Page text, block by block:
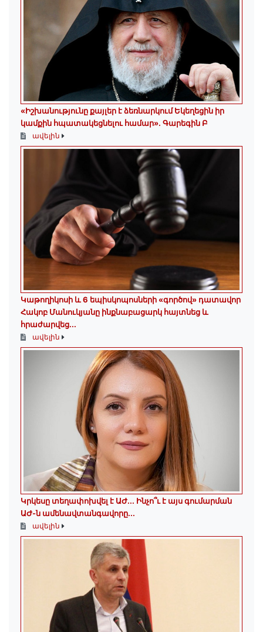
«Իշխանությունը քայլեր է ձեռնարկում Եկեղեցին իր
կամքին հպատակեցնելու համար»․ Գարեգին Բ
ավելին
️Կաթողիկոսի և 6 եպիսկոպոսների «գործով» դատավոր
Հակոբ Մանուկյանը ինքնաբացարկ հայտնեց և
հրաժարվեց...
ավելին
Կրկեսը տեղափոխվել է ԱԺ... Ինչո՞ւ է այս գումարման
ԱԺ-ն ամենավտանգավորը...
ավելին